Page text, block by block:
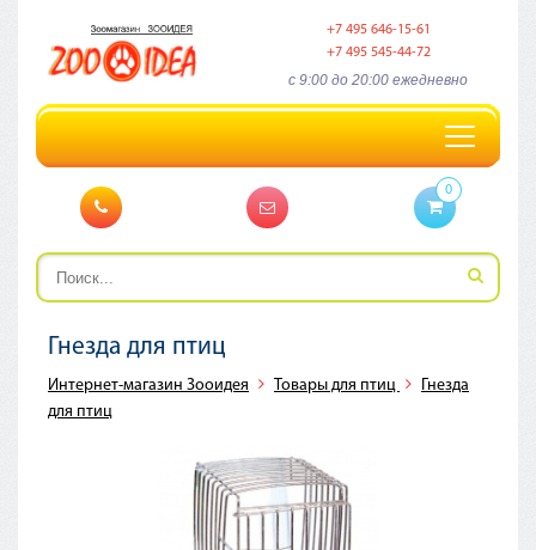
+7 495 646-15-61
+7 495 545-44-72
c 9:00 до 20:00 ежедневно
Toggle
navigation
0
Гнезда для птиц
Интернет-магазин Зооидея Товары для птиц
Гнезда
для птиц